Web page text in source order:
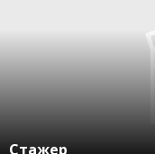
Стажер